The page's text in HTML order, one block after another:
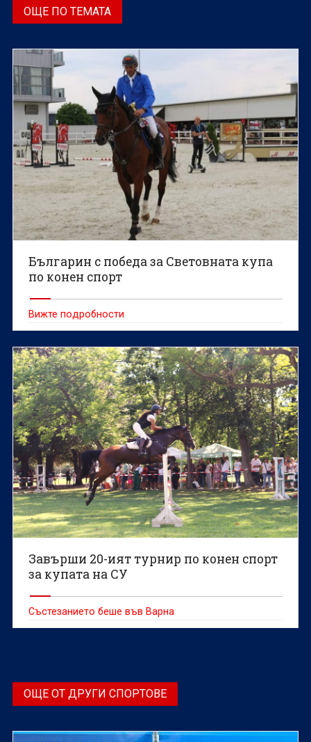
ОЩЕ ПО ТЕМАТА
Българин с победа за Световната купа
по конен спорт
Вижте подробности
Завърши 20-ият турнир по конен спорт
за купата на СУ
Състезанието беше във Варна
ОЩЕ ОТ ДРУГИ СПОРТОВЕ